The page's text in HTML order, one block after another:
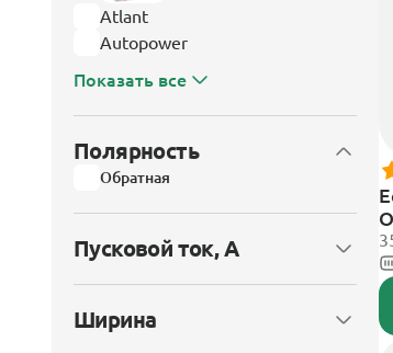
Atlant
Autopower
Показать все
Полярность
Обратная
Пусковой ток, А
Ширина